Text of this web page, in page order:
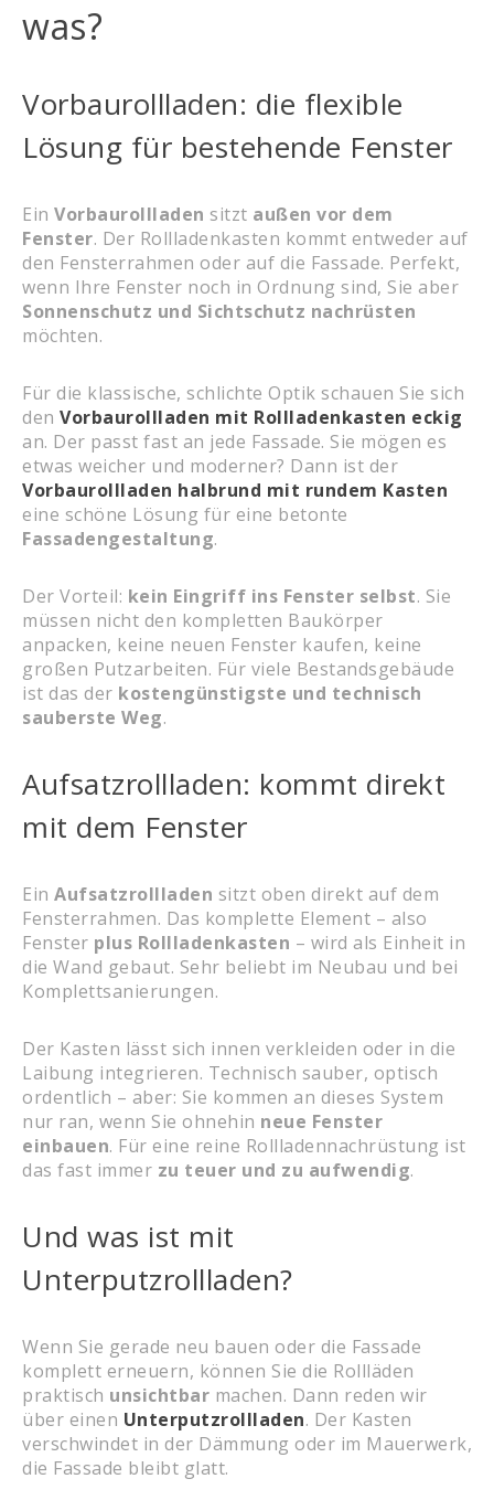
was?
Vorbaurollladen: die flexible
Lösung für bestehende Fenster
Ein Vorbaurollladen sitzt außen vor dem
Fenster. Der Rollladenkasten kommt entweder auf
den Fensterrahmen oder auf die Fassade. Perfekt,
wenn Ihre Fenster noch in Ordnung sind, Sie aber
Sonnenschutz und Sichtschutz nachrüsten
möchten.
Für die klassische, schlichte Optik schauen Sie sich
den Vorbaurollladen mit Rollladenkasten eckig
an. Der passt fast an jede Fassade. Sie mögen es
etwas weicher und moderner? Dann ist der
Vorbaurollladen halbrund mit rundem Kasten
eine schöne Lösung für eine betonte
Fassadengestaltung.
Der Vorteil: kein Eingriff ins Fenster selbst. Sie
müssen nicht den kompletten Baukörper
anpacken, keine neuen Fenster kaufen, keine
großen Putzarbeiten. Für viele Bestandsgebäude
ist das der kostengünstigste und technisch
sauberste Weg.
Aufsatzrollladen: kommt direkt
mit dem Fenster
Ein Aufsatzrollladen sitzt oben direkt auf dem
Fensterrahmen. Das komplette Element – also
Fenster plus Rollladenkasten – wird als Einheit in
die Wand gebaut. Sehr beliebt im Neubau und bei
Komplettsanierungen.
Der Kasten lässt sich innen verkleiden oder in die
Laibung integrieren. Technisch sauber, optisch
ordentlich – aber: Sie kommen an dieses System
nur ran, wenn Sie ohnehin neue Fenster
einbauen. Für eine reine Rollladennachrüstung ist
das fast immer zu teuer und zu aufwendig.
Und was ist mit
Unterputzrollladen?
Wenn Sie gerade neu bauen oder die Fassade
komplett erneuern, können Sie die Rollläden
praktisch unsichtbar machen. Dann reden wir
über einen Unterputzrollladen. Der Kasten
verschwindet in der Dämmung oder im Mauerwerk,
die Fassade bleibt glatt.